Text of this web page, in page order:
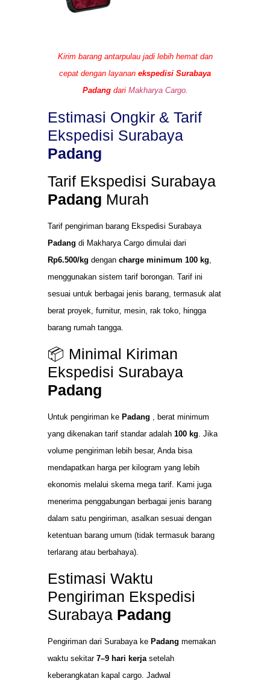
Kirim barang antarpulau jadi lebih hemat dan
cepat dengan layanan ekspedisi Surabaya
Padang dari Makharya Cargo.
Estimasi Ongkir & Tarif
Ekspedisi Surabaya
Padang
Tarif Ekspedisi Surabaya
Padang Murah
Tarif pengiriman barang Ekspedisi Surabaya
Padang di Makharya Cargo dimulai dari
Rp6.500/kg dengan charge minimum 100 kg
menggunakan sistem tarif borongan. Tarif ini
sesuai untuk berbagai jenis barang, termasuk alat
berat proyek, furnitur, mesin, rak toko, hingga
barang rumah tangga.
📦 Minimal Kiriman
Ekspedisi Surabaya
Padang
Untuk pengiriman ke Padang , berat minimum
yang dikenakan tarif standar adalah 100 kg. Jika
volume pengiriman lebih besar, Anda bisa
mendapatkan harga per kilogram yang lebih
ekonomis melalui skema mega tarif. Kami juga
menerima penggabungan berbagai jenis barang
dalam satu pengiriman, asalkan sesuai dengan
ketentuan barang umum (tidak termasuk barang
terlarang atau berbahaya).
Estimasi Waktu
Pengiriman Ekspedisi
Surabaya Padang
Pengiriman dari Surabaya ke Padang memakan
waktu sekitar 7–9 hari kerjasetelah
keberangkatan kapal cargo. Jadwal